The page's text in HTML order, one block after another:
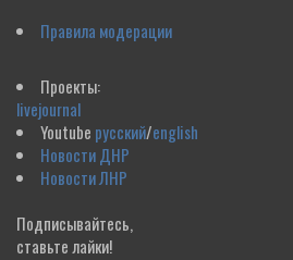
Правила модерации
Проекты:
livejournal
Youtube русский/english
Новости ДНР
Новости ЛНР
Подписывайтесь,
ставьте лайки!